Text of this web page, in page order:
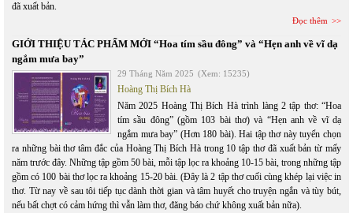
đã xuất bản.
Đọc thêm
GIỚI THIỆU TÁC PHẨM MỚI “Hoa tím sầu đông” và “Hẹn anh về vĩ dạ
ngắm mưa bay”
29 Tháng Năm 2025 (Xem: 15235)
Hoàng Thị Bích Hà
Năm 2025 Hoàng Thị Bích Hà trình làng 2 tập thơ: “Hoa
tím sầu đông” (gồm 103 bài thơ) và “Hẹn anh về vĩ dạ
ngắm mưa bay” (Hơn 180 bài). Hai tập thơ này tuyển chọn
ra những bài thơ tâm đắc của Hoàng Thị Bích Hà trong 10 tập thơ đã xuất bản từ mấy
năm trước đây. Những tập gồm 50 bài, mỗi tập lọc ra khoảng 10-15 bài, trong những tập
gồm có 100 bài thơ lọc ra khoảng 15-20 bài. (Đây là 2 tập thơ cuối cùng khép lại việc in
thơ. Từ nay về sau tôi tiếp tục dành thời gian và tâm huyết cho truyện ngắn và tùy bút,
nếu bất chợt có cảm hứng thì vẫn làm thơ, đăng báo chứ không xuất bản nữa).